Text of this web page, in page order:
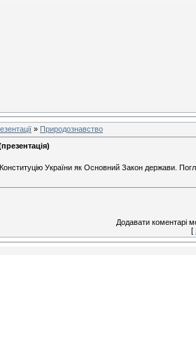
» Природознавство
України як Основний Закон держави.
Додавати коментарі
[